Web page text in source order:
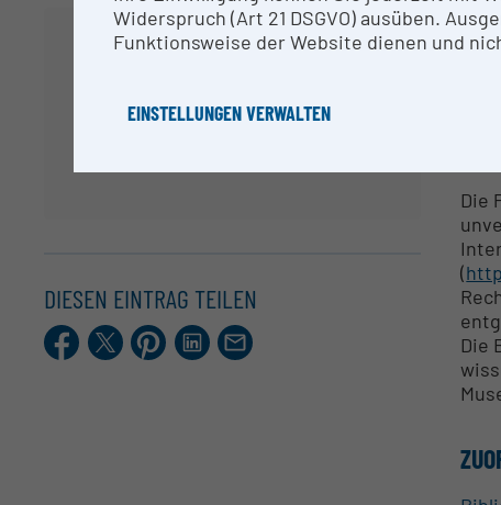
Die
Die
(
Die
DIESEN EINTRAG TEILEN
Facebook
X.comPinterestLinkedIn
E-
Mail
Widerspruch (Art 21 DSGVO) ausüben.
Funktionsweise der Website dienen und
EINSTELLUNGEN VERWALTEN